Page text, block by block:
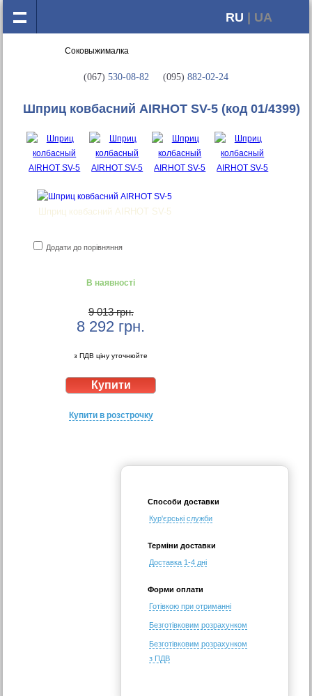
RU | UA
(067) 530-08-82 (095) 882-02-24
Шприц ковбасний AIRHOT SV-5 (код 01/4399)
Шприц ковбасний AIRHOT SV-5
Додати до порівняння
В наявності
9 013 грн.
8 292 грн.
з ПДВ ціну уточнюйте
Купити в розстрочку
Способи доставки
Кур'єрські служби
Терміни доставки
Доставка 1-4 дні
Форми оплати
Готівкою при отриманні
Безготівковим розрахунком
Безготівковим розрахунком
з ПДВ